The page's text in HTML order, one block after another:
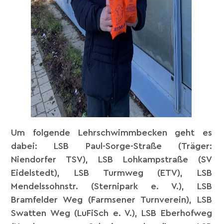
Um folgende Lehrschwimmbecken geht es
dabei: LSB Paul-Sorge-Straße (Träger:
Niendorfer TSV), LSB Lohkampstraße (SV
Eidelstedt), LSB Turmweg (ETV), LSB
Mendelssohnstr. (Sternipark e. V.), LSB
Bramfelder Weg (Farmsener Turnverein), LSB
Swatten Weg (LuFiSch e. V.), LSB Eberhofweg